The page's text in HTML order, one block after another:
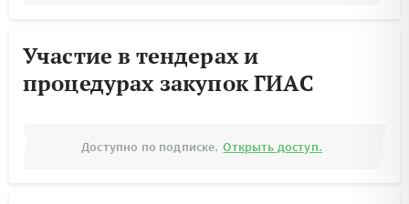
Участие в тендерах и
процедурах закупок ГИАС
Доступно по подписке. Открыть доступ.